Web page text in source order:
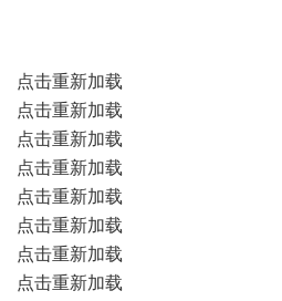
点击重新加载
点击重新加载
点击重新加载
点击重新加载
点击重新加载
点击重新加载
点击重新加载
点击重新加载